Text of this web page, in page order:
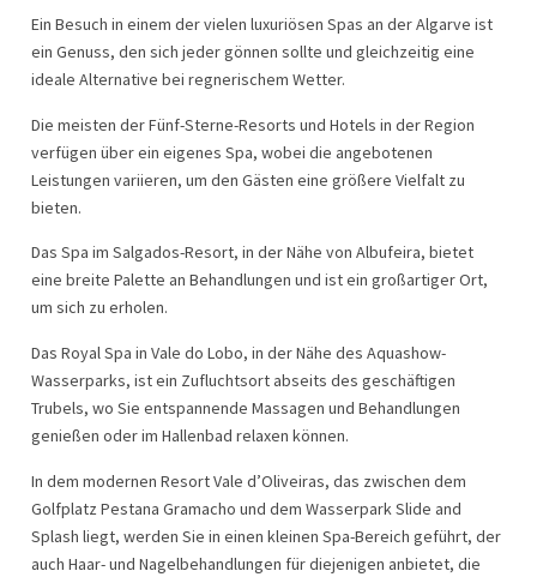
Ein Besuch in einem der vielen luxuriösen Spas an der Algarve ist
ein Genuss, den sich jeder gönnen sollte und gleichzeitig eine
ideale Alternative bei regnerischem Wetter.
Die meisten der Fünf-Sterne-Resorts und Hotels in der Region
verfügen über ein eigenes Spa, wobei die angebotenen
Leistungen variieren, um den Gästen eine größere Vielfalt zu
bieten.
Das Spa im Salgados-Resort, in der Nähe von Albufeira, bietet
eine breite Palette an Behandlungen und ist ein großartiger Ort,
um sich zu erholen.
Das Royal Spa in Vale do Lobo, in der Nähe des Aquashow-
Wasserparks, ist ein Zufluchtsort abseits des geschäftigen
Trubels, wo Sie entspannende Massagen und Behandlungen
genießen oder im Hallenbad relaxen können.
In dem modernen Resort Vale d’Oliveiras, das zwischen dem
Golfplatz Pestana Gramacho und dem Wasserpark Slide and
Splash liegt, werden Sie in einen kleinen Spa-Bereich geführt, der
auch Haar- und Nagelbehandlungen für diejenigen anbietet, die